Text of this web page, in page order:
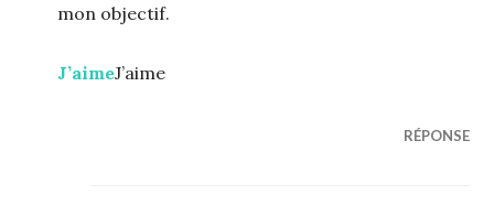
mon objectif.
J’aimeJ’aime
RÉPONSE